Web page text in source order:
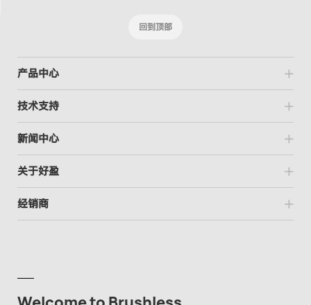
回到顶部
产品中心
技术支持
新闻中心
关于好盈
经销商